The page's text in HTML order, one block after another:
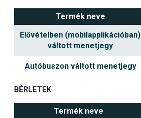
Termék neve
Elővételben (mobilapplikációban)
váltott menetjegy
Autóbuszon váltott menetjegy
BÉRLETEK
Termék neve